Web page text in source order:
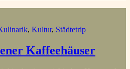
, Kultur, Städtetrip
Kaffeehäuser